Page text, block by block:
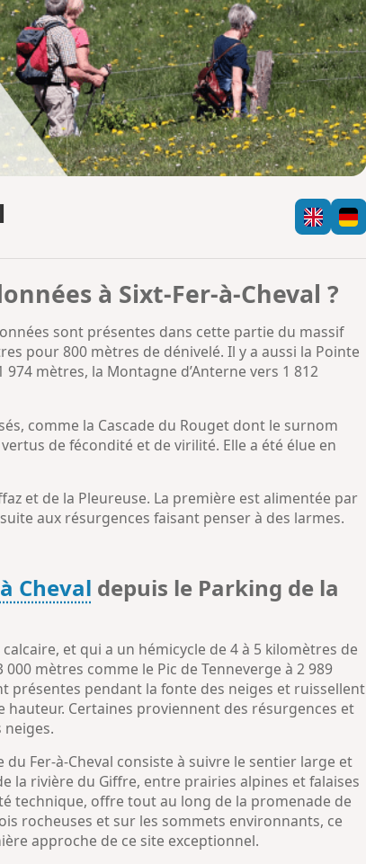
a
m
p
o
i
à Sixt-Fer-à-Cheval ?
sont présentes dans cette partie du massif
pour 800 mètres de dénivelé. Il y a aussi la Pointe
mètres, la Montagne d’Anterne vers 1 812
comme la Cascade du Rouget dont le surnom
de fécondité et de virilité. Elle a été élue en
et de la Pleureuse. La première est alimentée par
aux résurgences faisant penser à des larmes.
Cheval depuis le Parking de la
et qui a un hémicycle de 4 à 5 kilomètres de
mètres comme le Pic de Tenneverge à 2 989
présentes pendant la fonte des neiges et ruissellent
Certaines proviennent des résurgences et
neiges.
Fer-à-Cheval consiste à suivre le sentier large et
la rivière du Giffre, entre prairies alpines et falaises
technique, offre tout au long de la promenade de
rocheuses et sur les sommets environnants, ce
approche de ce site exceptionnel.